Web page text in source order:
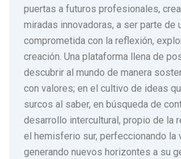
puertas a futuros profesionales,
miradas innovadoras, a ser parte de
comprometida con la reflexión,
creación. Una plataforma llena de
descubrir al mundo de manera
con valores; en el cultivo de ideas
surcos al saber, en búsqueda de
desarrollo intercultural, propio de la
el hemisferio sur, perfeccionando la
generando nuevos horizontes a su